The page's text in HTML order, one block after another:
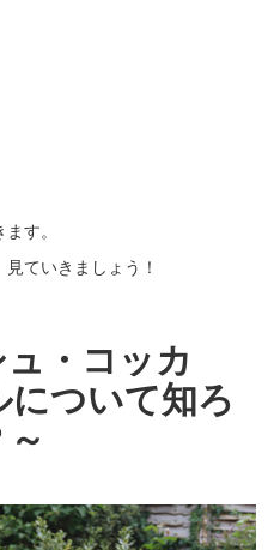
す。
ていきましょう！
・コッカ
ついて知ろ